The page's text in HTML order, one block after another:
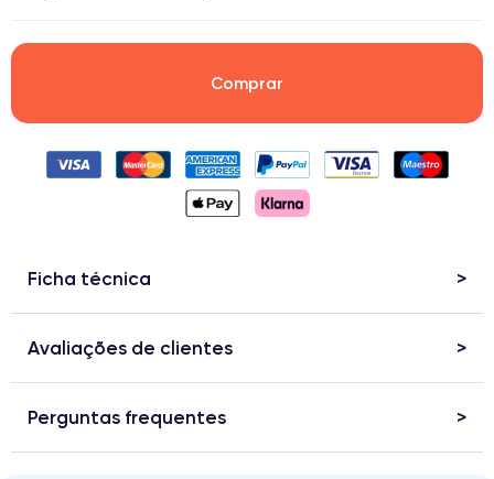
Comprar
Ficha técnica
Avaliações de clientes
Perguntas frequentes